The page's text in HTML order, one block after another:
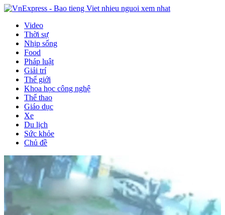
Video
Thời sự
Nhịp sống
Food
Pháp luật
Giải trí
Thế giới
Khoa học công nghệ
Thể thao
Giáo dục
Xe
Du lịch
Sức khỏe
Chủ đề